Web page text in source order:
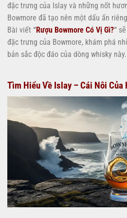
đặc trưng của Islay và những nốt
Bowmore đã tạo nên một dấu ấn
Bài viết “Rượu Bowmore Có Vị Gì?“
đặc trưng của Bowmore, khám phá
bản sắc độc đáo của dòng whisky này.
Tìm Hiểu Về Islay – Cái Nôi